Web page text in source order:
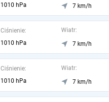
1010 hPa
7 km/h
Ciśnienie:
1010 hPa
Wiatr:
7 km/h
Ciśnienie:
1010 hPa
Wiatr:
7 km/h